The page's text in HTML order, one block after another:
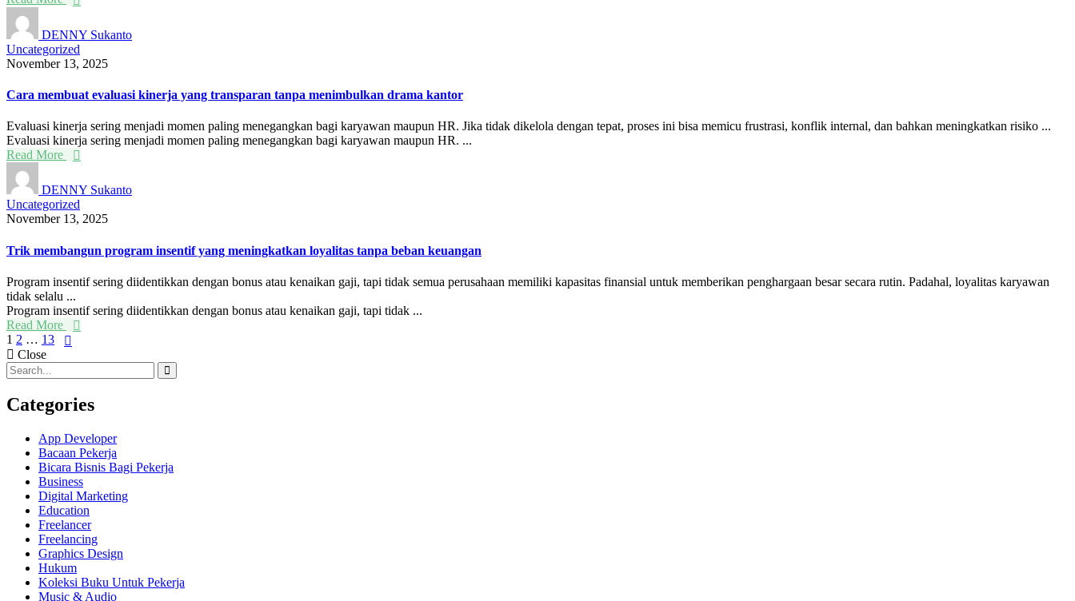
DENNY Sukanto
Uncategorized
November 13, 2025
Cara membuat evaluasi kinerja yang transparan tanpa menimbulkan drama kantor
Evaluasi kinerja sering menjadi momen paling menegangkan bagi karyawan maupun HR. Jika tidak dikelola dengan tepat, proses ini bisa memicu frustrasi, konflik internal, dan bahkan meningkatkan risiko ...
Evaluasi kinerja sering menjadi momen paling menegangkan bagi karyawan maupun HR. ...
Read More
DENNY Sukanto
Uncategorized
November 13, 2025
Trik membangun program insentif yang meningkatkan loyalitas tanpa beban keuangan
Program insentif sering diidentikkan dengan bonus atau kenaikan gaji, tapi tidak semua perusahaan memiliki kapasitas finansial untuk memberikan penghargaan besar secara rutin. Padahal, loyalitas karyawan
tidak selalu ...
Program insentif sering diidentikkan dengan bonus atau kenaikan gaji, tapi tidak ...
Read More
Posts
navigation
1 2 … 13
Close
Categories
App Developer
Bacaan Pekerja
Bicara Bisnis Bagi Pekerja
Business
Digital Marketing
Education
Freelancer
Freelancing
Graphics Design
Hukum
Koleksi Buku Untuk Pekerja
Music & Audio